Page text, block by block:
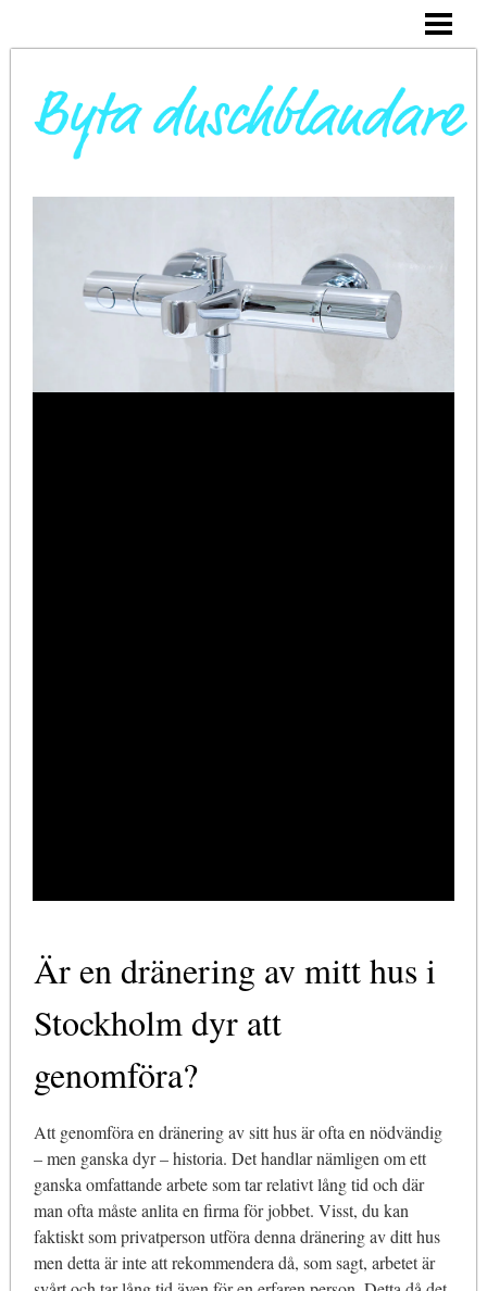
BYTA VARMVATTENBEREDARE
BYTA BLANDARE I HANDFAT
Är en dränering av mitt hus i
Stockholm dyr att
genomföra?
Att genomföra en dränering av sitt hus är ofta en nödvändig
– men ganska dyr – historia. Det handlar nämligen om ett
ganska omfattande arbete som tar relativt lång tid och där
man ofta måste anlita en firma för jobbet. Visst, du kan
faktiskt som privatperson utföra denna dränering av ditt hus
men detta är inte att rekommendera då, som sagt, arbetet är